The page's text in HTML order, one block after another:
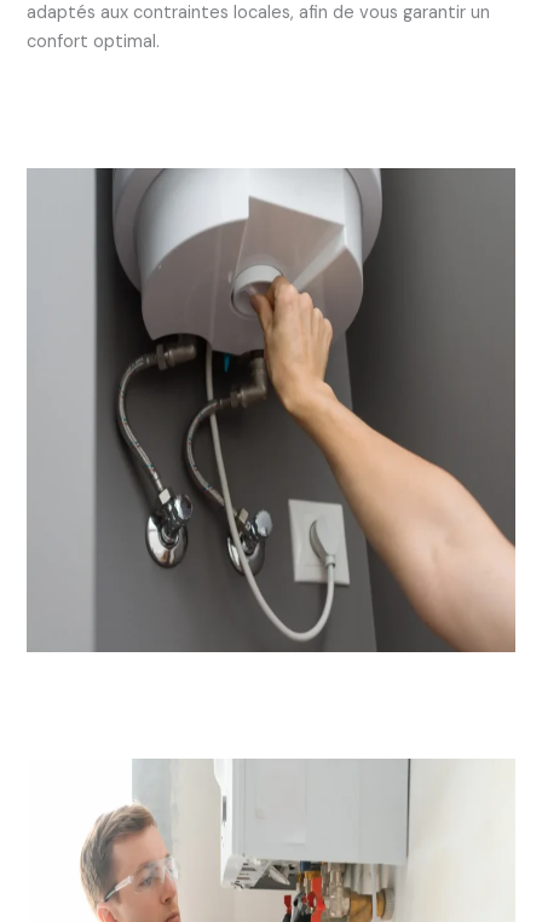
adaptés aux contraintes locales, afin de vous garantir un
confort optimal.